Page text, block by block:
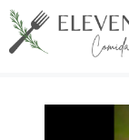
Saltar
al
contenido